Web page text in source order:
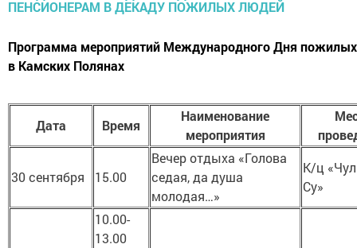
Программа мероприятий Международного Дня
в Камских Полянах
Дата Время
Наименование
мероприятия
30 сентября 15.00
Вечер отдыха «Голова
седая, да душа
молодая…»
К/ц
Су»
10.00-
13.00